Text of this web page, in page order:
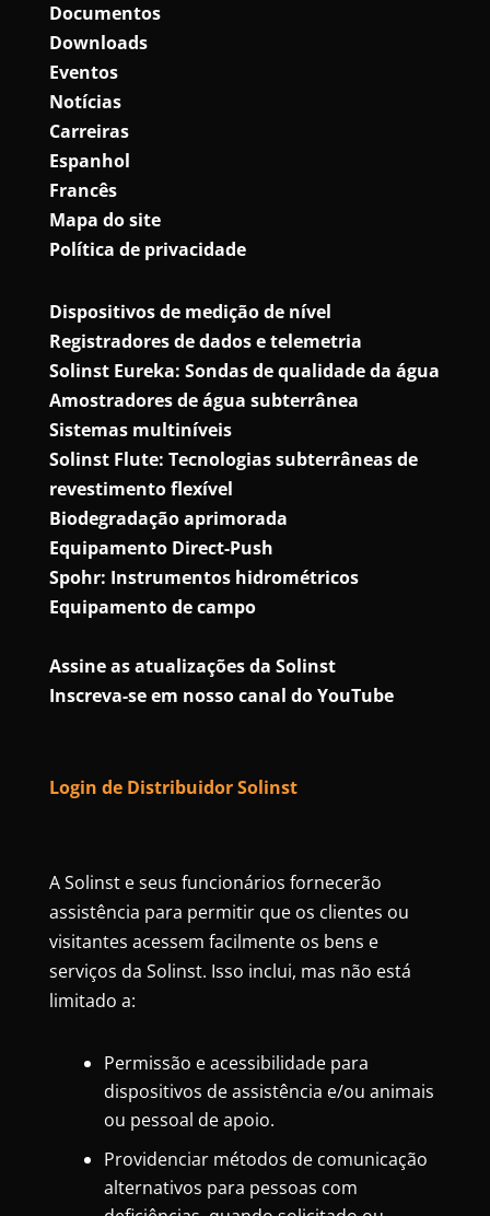
Documentos
Downloads
Eventos
Notícias
Carreiras
Espanhol
Francês
Mapa do site
Política de privacidade
Dispositivos de medição de nível
Registradores de dados e telemetria
Solinst Eureka: Sondas de qualidade da água
Amostradores de água subterrânea
Sistemas multiníveis
Solinst Flute: Tecnologias subterrâneas de
revestimento flexível
Biodegradação aprimorada
Equipamento Direct-Push
Spohr: Instrumentos hidrométricos
Equipamento de campo
Assine as atualizações da Solinst
Inscreva-se em nosso canal do YouTube
Login de Distribuidor Solinst
A Solinst e seus funcionários fornecerão
assistência para permitir que os clientes ou
visitantes acessem facilmente os bens e
serviços da Solinst. Isso inclui, mas não está
limitado a:
Permissão e acessibilidade para
dispositivos de assistência e/ou animais
ou pessoal de apoio.
Providenciar métodos de comunicação
alternativos para pessoas com